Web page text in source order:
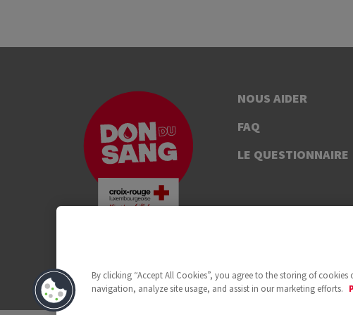
NOUS AIDER
FAQ
LE QUESTIONNAIRE
By clicking “Accept All Cookies”, you agree to the storing of
navigation, analyze site usage, and assist in our marketing efforts.